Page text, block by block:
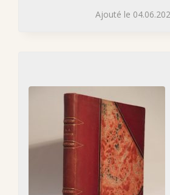
Ajouté le